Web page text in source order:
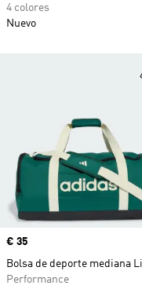
Precio
€ 35
Bolsa de deporte mediana
Performance
4 colores
Nuevo